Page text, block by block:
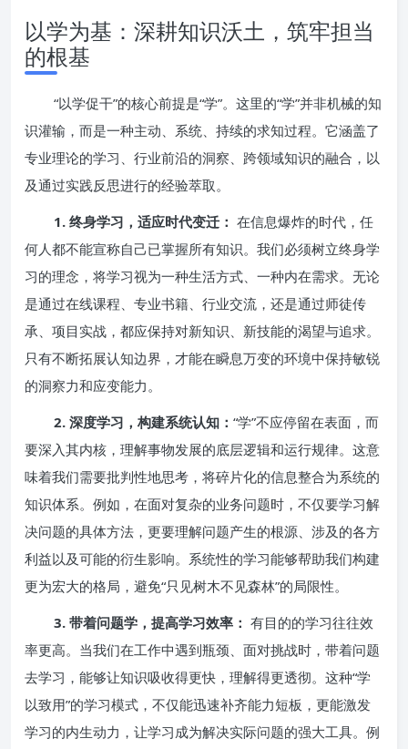
以学为基：深耕知识沃土，筑牢担当
的根基
“以学促干”的核心前提是“学”。这里的“学”并非机械的知
识灌输，而是一种主动、系统、持续的求知过程。它涵盖了
专业理论的学习、行业前沿的洞察、跨领域知识的融合，以
及通过实践反思进行的经验萃取。
1. 终身学习，适应时代变迁： 在信息爆炸的时代，任
何人都不能宣称自己已掌握所有知识。我们必须树立终身学
习的理念，将学习视为一种生活方式、一种内在需求。无论
是通过在线课程、专业书籍、行业交流，还是通过师徒传
承、项目实战，都应保持对新知识、新技能的渴望与追求。
只有不断拓展认知边界，才能在瞬息万变的环境中保持敏锐
的洞察力和应变能力。
2. 深度学习，构建系统认知： “学”不应停留在表面，而
要深入其内核，理解事物发展的底层逻辑和运行规律。这意
味着我们需要批判性地思考，将碎片化的信息整合为系统的
知识体系。例如，在面对复杂的业务问题时，不仅要学习解
决问题的具体方法，更要理解问题产生的根源、涉及的各方
利益以及可能的衍生影响。系统性的学习能够帮助我们构建
更为宏大的格局，避免“只见树木不见森林”的局限性。
3. 带着问题学，提高学习效率： 有目的的学习往往效
率更高。当我们在工作中遇到瓶颈、面对挑战时，带着问题
去学习，能够让知识吸收得更快，理解得更透彻。这种“学
以致用”的学习模式，不仅能迅速补齐能力短板，更能激发
学习的内生动力，让学习成为解决实际问题的强大工具。例